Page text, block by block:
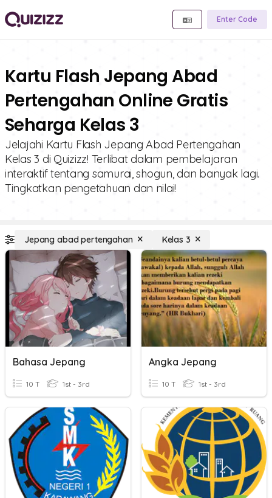
Enter Code
Kartu Flash Jepang Abad
Pertengahan Online Gratis
Seharga Kelas 3
Jelajahi Kartu Flash Jepang Abad Pertengahan
Kelas 3 di Quizizz! Terlibat dalam pembelajaran
interaktif tentang samurai, shogun, dan banyak lagi.
Tingkatkan pengetahuan dan nilai!
Jepang abad pertengahan Kelas 3
Bahasa Jepang
10 T 1st - 3rd
Angka Jepang
10 T 1st - 3rd